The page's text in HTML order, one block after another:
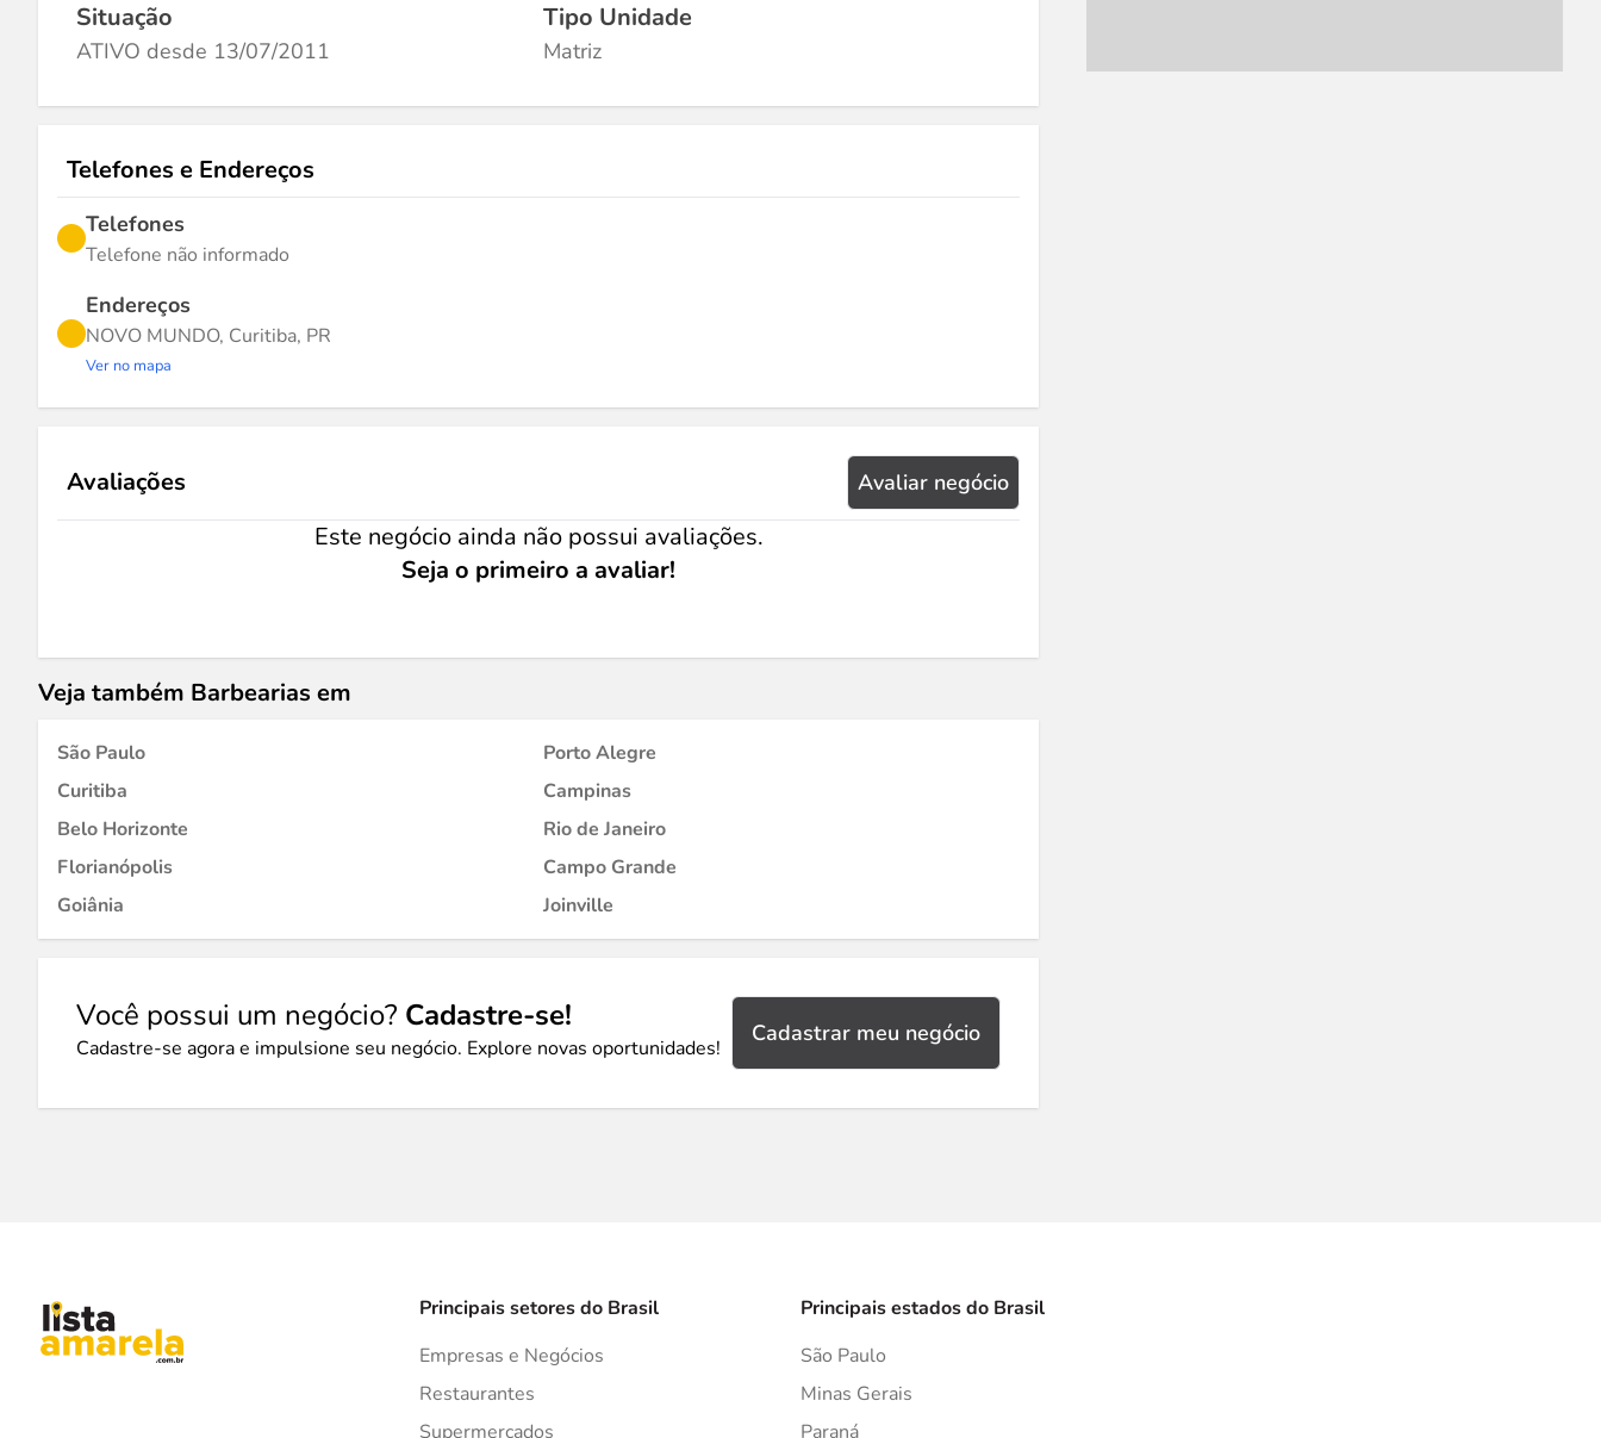
Situação
ATIVO desde 13/07/2011
Tipo Unidade
Matriz
Telefones e Endereços
Telefones
Telefone não informado
Endereços
NOVO MUNDO, Curitiba, PR
Ver no mapa
Avaliações Avaliar negócio
Este negócio ainda não possui avaliações.
Seja o primeiro a avaliar!
Veja também Barbearias em
São Paulo
Porto Alegre
Curitiba
Campinas
Belo Horizonte
Rio de Janeiro
Florianópolis
Campo Grande
Goiânia
Joinville
Você possui um negócio? Cadastre-se!
Cadastre-se agora e impulsione seu negócio. Explore novas oportunidades!
Cadastrar meu negócio
Principais setores do Brasil
Empresas e Negócios
Restaurantes
Supermercados
Principais estados do Brasil
São Paulo
Minas Gerais
Paraná